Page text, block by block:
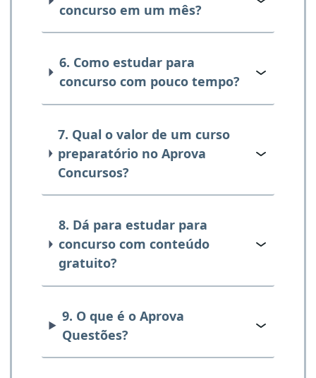
concurso em um mês?
6. Como estudar para
concurso com pouco tempo?
7. Qual o valor de um curso
preparatório no Aprova
Concursos?
8. Dá para estudar para
concurso com conteúdo
gratuito?
9. O que é o Aprova
Questões?